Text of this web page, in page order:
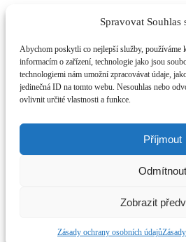
Spravovat Souhlas
Abychom poskytli co nejlepší služby, používáme
informacím o zařízení, technologie jako jsou
technologiemi nám umožní zpracovávat údaje,
jedinečná ID na tomto webu. Nesouhlas nebo
ovlivnit určité vlastnosti a funkce.
Příjmout
Odmítnout
Zobrazit
Zásady ochrany osobních údajů
Manuál frekvenčního měniče GD20
Elektromotory-Plzeň.cz
Prohledat
70719,00 Kč.
KčAktuální
cena
56254,00 Kč.
bez DPH